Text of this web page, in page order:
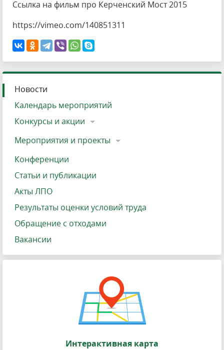
Ссылка на фильм про Керченский Мост 2015
https://vimeo.com/140851311
Новости
Календарь мероприятий
Конкурсы и акции
Мероприятия и проекты
Конференции
Статьи и публикации
Акты ЛПО
Результаты оценки условий труда
Обращение с отходами
Вакансии
Интерактивная карта